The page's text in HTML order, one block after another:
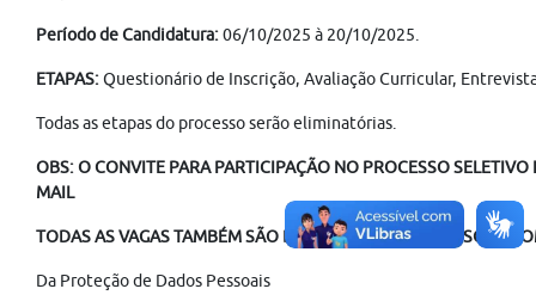
Período de Candidatura:06/10/2025 à 20/10/2025.
ETAPAS:Questionário de Inscrição, Avaliação Curricular,
Todas as etapas do processo serão eliminatórias.
OBS: O CONVITE PARA PARTICIPAÇÃO NO PROCESSO SELETIVO
MAIL
TODAS AS VAGAS TAMBÉM SÃO DISPONÍVEIS PARA PESSOAS
Da Proteção de Dados Pessoais